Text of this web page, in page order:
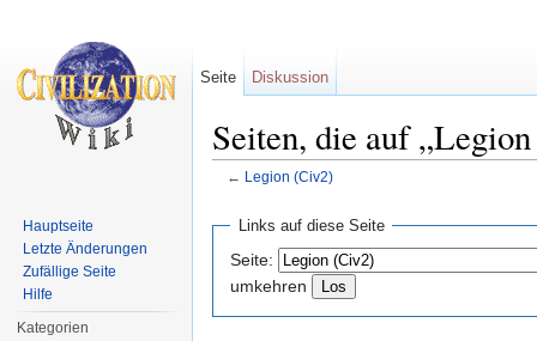
Seiten, die auf
← Legion (Civ2)
Links auf diese Seite
Seite:
umkehren
Seite Diskussion
Hauptseite
Letzte Änderungen
Zufällige Seite
Hilfe
Kategorien